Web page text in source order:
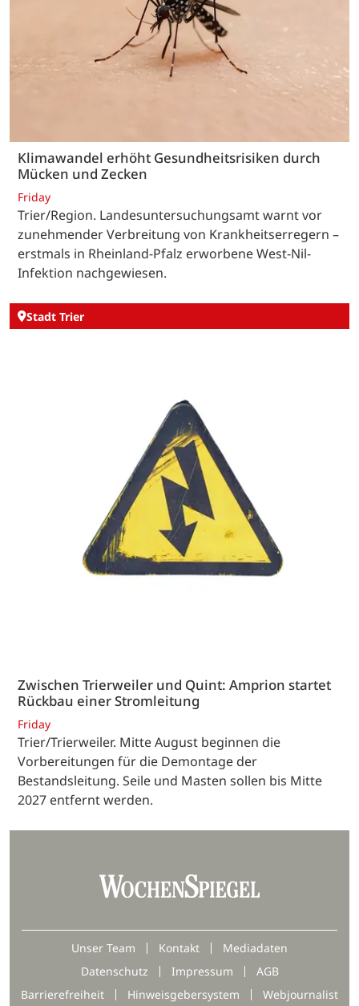
Klimawandel erhöht Gesundheitsrisiken durch
Mücken und Zecken
Friday
Trier/Region. Landesuntersuchungsamt warnt vor
zunehmender Verbreitung von Krankheitserregern –
erstmals in Rheinland-Pfalz erworbene West-Nil-
Infektion nachgewiesen.
Stadt Trier
Zwischen Trierweiler und Quint: Amprion startet
Rückbau einer Stromleitung
Friday
Trier/Trierweiler. Mitte August beginnen die
Vorbereitungen für die Demontage der
Bestandsleitung. Seile und Masten sollen bis Mitte
2027 entfernt werden.
Unser Team Kontakt
Mediadaten
Datenschutz
Impressum
AGB
Barrierefreiheit
Hinweisgebersystem Webjournalist